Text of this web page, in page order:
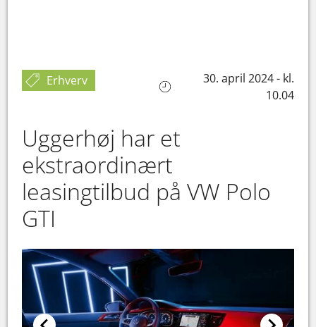
Erhverv
30. april 2024 - kl.
10.04
Uggerhøj har et
ekstraordinært
leasingtilbud på VW Polo
GTI